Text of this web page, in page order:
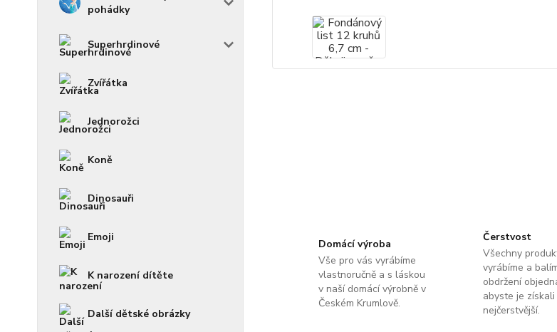
pohádky
Superhrdinové
Zvířátka
Jednorožci
Koně
Dinosauři
Emoji
K narození dítěte
Další dětské obrázky
Domácí výroba
Vše pro vás vyrábíme
vlastnoručně a s láskou
v naší domácí výrobně v
Českém Krumlově.
Čerstvost
Všechny
vyrábíme a
obdržení
abyste je získali
nejčerstvější.